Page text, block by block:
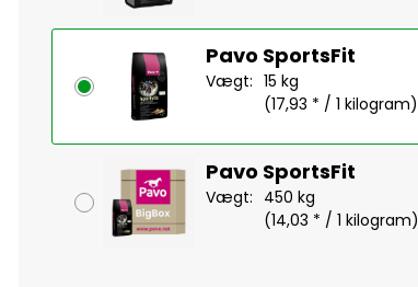
Pavo SportsFit
Vægt: 15 kg
(17,93 * / 1 kilogram)
Pavo SportsFit
Vægt: 450 kg
(14,03 * / 1 kilogram)